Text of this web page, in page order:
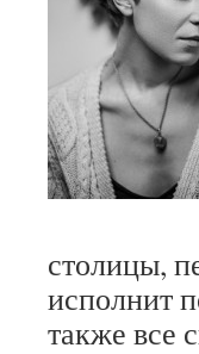
столицы,
исполнит
также все